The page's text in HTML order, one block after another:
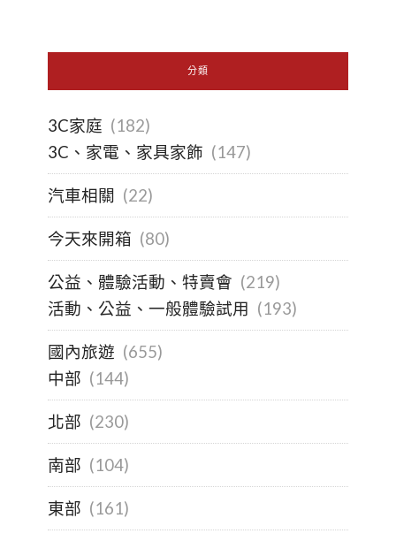
分類
3C家庭 (182)
3C、家電、家具家飾 (147)
汽車相關 (22)
今天來開箱 (80)
公益、體驗活動、特賣會 (219)
活動、公益、一般體驗試用 (193)
國內旅遊 (655)
中部 (144)
北部 (230)
南部 (104)
東部 (161)